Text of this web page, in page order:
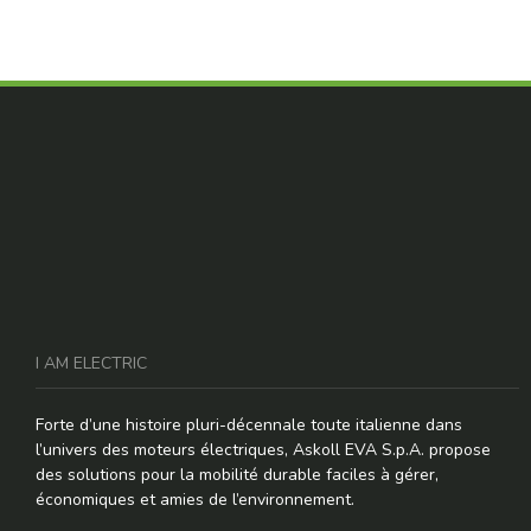
I AM ELECTRIC
Forte d’une histoire pluri-décennale toute italienne dans
l’univers des moteurs électriques, Askoll EVA S.p.A. propose
des solutions pour la mobilité durable faciles à gérer,
économiques et amies de l’environnement.